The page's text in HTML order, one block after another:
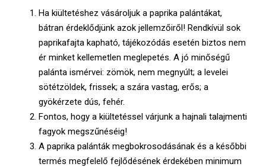
Ha kiültetéshez vásároljuk a paprika palántákat,
bátran érdeklődjünk azok jellemzőiről! Rendkívül sok
paprikafajta kapható, tájékozódás esetén biztos nem
ér minket kellemetlen meglepetés. A jó minőségű
palánta ismérvei: zömök, nem megnyúlt; a levelei
sötétzöldek, frissek; a szára vastag, erős; a
gyökérzete dús, fehér.
Fontos, hogy a kiültetéssel várjunk a hajnali talajmenti
fagyok megszűnéséig!
A paprika palánták megbokrosodásának és a későbbi
termés megfelelő fejlődésének érdekében minimum